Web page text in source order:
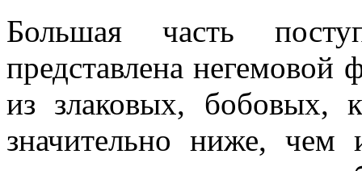
Большая часть
представлена негемовой
из злаковых, бобовых,
значительно ниже,